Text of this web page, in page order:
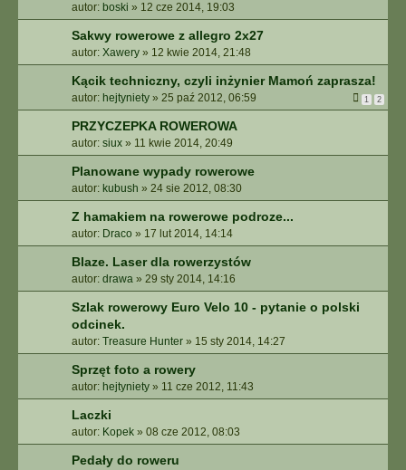
autor: boski » 12 cze 2014, 19:03
Sakwy rowerowe z allegro 2x27
autor: Xawery » 12 kwie 2014, 21:48
Kącik techniczny, czyli inżynier Mamoń zaprasza!
autor: hejtyniety » 25 paź 2012, 06:59 1 2
PRZYCZEPKA ROWEROWA
autor: siux » 11 kwie 2014, 20:49
Planowane wypady rowerowe
autor: kubush » 24 sie 2012, 08:30
Z hamakiem na rowerowe podroze...
autor: Draco » 17 lut 2014, 14:14
Blaze. Laser dla rowerzystów
autor: drawa » 29 sty 2014, 14:16
Szlak rowerowy Euro Velo 10 - pytanie o polski
odcinek.
autor: Treasure Hunter » 15 sty 2014, 14:27
Sprzęt foto a rowery
autor: hejtyniety » 11 cze 2012, 11:43
Laczki
autor: Kopek » 08 cze 2012, 08:03
Pedały do roweru